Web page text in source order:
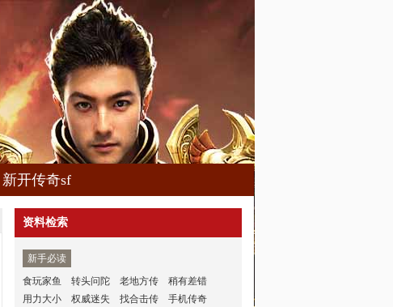
新开传奇sf
资料检索
新手必读
食玩家鱼
转头问陀 老地方传
稍有差错
用力大小
权威迷失 找合击传 手机传奇